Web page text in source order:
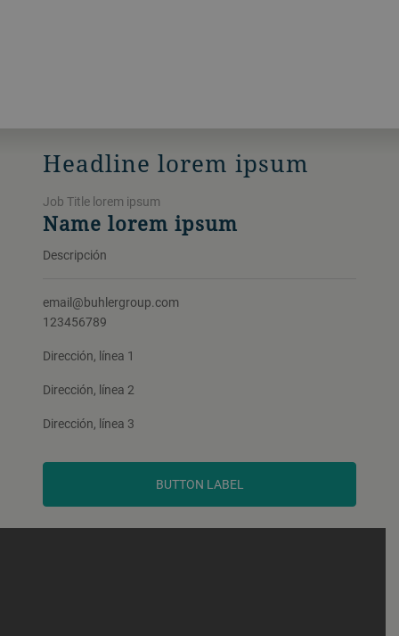
Headline lorem ipsum
Job Title lorem ipsum
Name lorem ipsum
Descripción
email@buhlergroup.com
123456789
Dirección, línea 1
Dirección, línea 2
Dirección, línea 3
BUTTON LABEL